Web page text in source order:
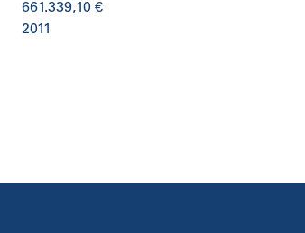
661.339,10 €
2011